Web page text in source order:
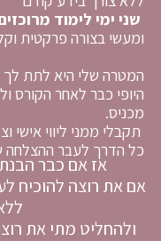
שני ימי לימוד מרוכזים של 5
ומעשי בצורה פרקטית
המטרה שלי היא לתת
היופי כבר לאחר הקורס
מכניס.
תקבלי ממני ליווי אישי
כל הדרך לעבר ההצלחה
אז אם כבר
אם את רוצה להוכיח
ולהחליט מתי את